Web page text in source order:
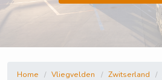
Home Vliegvelden Zwitserland